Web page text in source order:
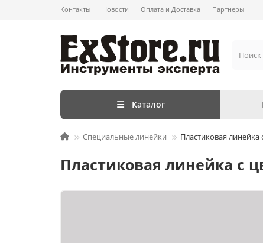
Контакты Новости Оплата и Доставка Партнеры
Каталог
Специальные линейки Пластиковая
Пластиковая линейка с